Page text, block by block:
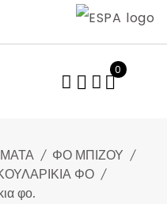
0
ΦΟ ΜΠΙΖΟΥ
ΦΟ
φο.